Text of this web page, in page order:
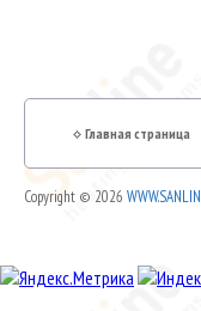
Главная страница
Copyright © 2026